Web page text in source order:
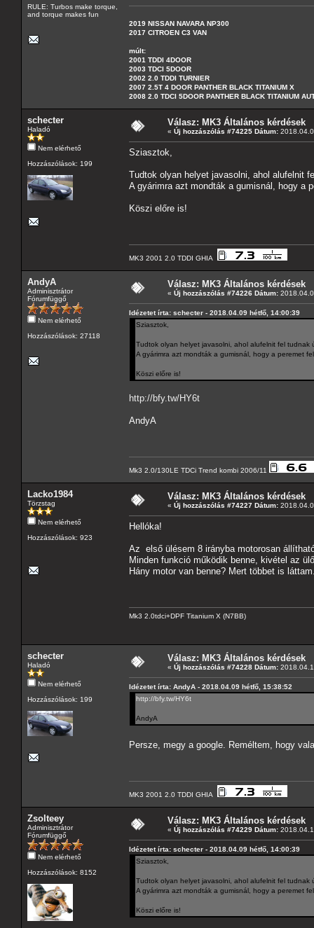
RULE: Turbos make torque,
and torque makes fun
2019 NISSAN NAVARA NP300
2017 CITROEN C3 VAN
múlt:
2001 TDDI 4DOOR
2003 TDCI 5DOOR
2002 2.0 TDDI TURNIER
2007 2.5T 4 DOOR PANTHER BLACK TITANIUM X
2008 2.0 TDCI 5DOOR PANTHER BLACK TITANIUM
schecter
Haladó
Nem elérhető
Hozzászólások: 199
Válasz: MK3 Általános kérdések
« Új hozzászólás #74225 Dátum:
Sziasztok,
Tudtok olyan helyet javasolni, ahol alufelnit
A gyárimra azt mondták a gumisnál, hogy a
Köszi előre is!
MK3 2001 2.0 TDDI GHIA
AndyA
Adminisztrátor
Fórumfüggő
Nem elérhető
Hozzászólások: 27118
Válasz: MK3 Általános kérdések
« Új hozzászólás #74226 Dátum:
Idézetet írta: schecter - 2018.04.09 hétfő, 14:00:39
Sziasztok,
Tudtok olyan helyet javasolni, ahol alufelnit fel tudnak
A gyárimra azt mondták a gumisnál, hogy a peremet
Köszi előre is!
http://bfy.tw/HY6t
AndyA
Mk3 2.0/130LE TDCi Trend kombi 2006/11
Lacko1984
Törzstag
Nem elérhető
Hozzászólások: 923
Válasz: MK3 Általános kérdések
« Új hozzászólás #74227 Dátum:
Hellóka!
Az első ülésem 8 irányba motorosan
Minden funkció működik benne, kivétel az
Hány motor van benne? Mert többet is
Mk3 2.0tdci+DPF Titanium X (N7BB)
schecter
Haladó
Nem elérhető
Hozzászólások: 199
Válasz: MK3 Általános kérdések
« Új hozzászólás #74228 Dátum:
Idézetet írta: AndyA - 2018.04.09 hétfő, 15:38:52
http://bfy.tw/HY6t
AndyA
Persze, megy a google. Reméltem, hogy
MK3 2001 2.0 TDDI GHIA
Zsolteey
Adminisztrátor
Fórumfüggő
Nem elérhető
Hozzászólások: 8152
Válasz: MK3 Általános kérdések
« Új hozzászólás #74229 Dátum:
Idézetet írta: schecter - 2018.04.09 hétfő, 14:00:39
Sziasztok,
Tudtok olyan helyet javasolni, ahol alufelnit fel tudnak
A gyárimra azt mondták a gumisnál, hogy a peremet
Köszi előre is!